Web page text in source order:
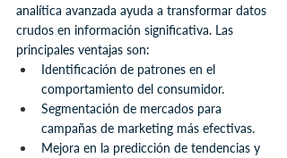
analítica avanzada ayuda a transformar datos
crudos en información significativa. Las
principales ventajas son:
Identificación de patrones en el
comportamiento del consumidor.
Segmentación de mercados para
campañas de marketing más efectivas.
Mejora en la predicción de tendencias y